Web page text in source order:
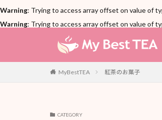
Warning: Trying to access array offset on value of
Warning: Trying to access array offset on value of
MyBestTEA 紅茶のお菓子
CATEGORY